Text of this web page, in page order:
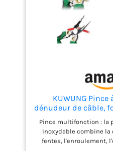
utilisations
agréable, même pour
Pour Pros &
polyvalente est l'outil
câblage
KUWUNG Pince
dénudeur de câble,
dénudeur
tension et deux
multifonction,
Pince multifonction : la
inoxydable combine la
fentes, l'enroulement,